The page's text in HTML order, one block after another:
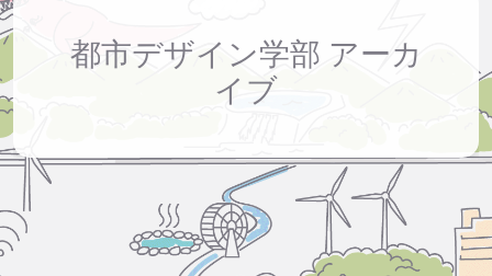
都市デザイン学部 アーカ
イブ